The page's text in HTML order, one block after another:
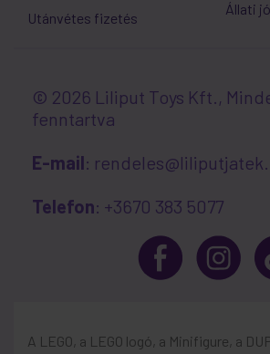
Utánvétes fizetés
Állati
© 2026 Liliput Toys Kft.,
fenntartva
E-mail:
Telefon: +3670 383 5077
A LEGO, a LEGO logó, a Minifigure, a